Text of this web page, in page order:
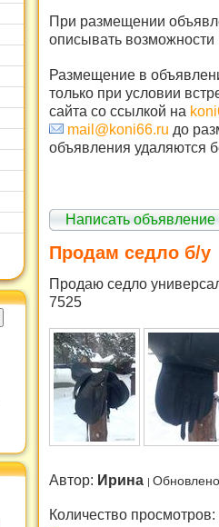
При размещении
описывать возможности
Размещение в
только при условии
сайта со ссылкой на
mail@koni66.ru до
объявления удаляются
Написать объявление
Продам седло б/у
Продаю седло
7525
Автор: Ирина
Количество просмотров: